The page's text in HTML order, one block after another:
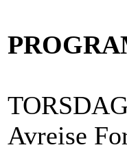
Avreise